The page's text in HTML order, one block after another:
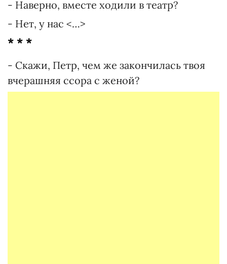
- Наверно, вместе ходили в театр?
- Нет, у нас <…>
* * *
- Скажи, Петр, чем же закончилась твоя
вчерашняя ссора с женой?